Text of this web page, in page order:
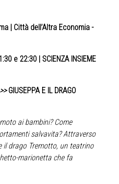
| Città dell’Altra Economia -
e 22:30 | SCIENZA INSIEME
GIUSEPPA E IL DRAGO
ai bambini? Come
salvavita? Attraverso
il drago Tremotto, un teatrino
marionetta che fa